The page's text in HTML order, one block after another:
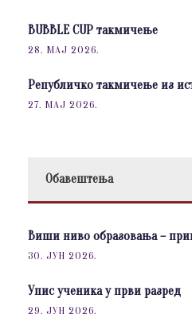
BUBBLE CUP такмичење
28. МАЈ 2026.
Републичко такмичење из
27. МАЈ 2026.
Обавештења
Виши ниво образовања –
30. ЈУН 2026.
Упис ученика у први разред
29. ЈУН 2026.